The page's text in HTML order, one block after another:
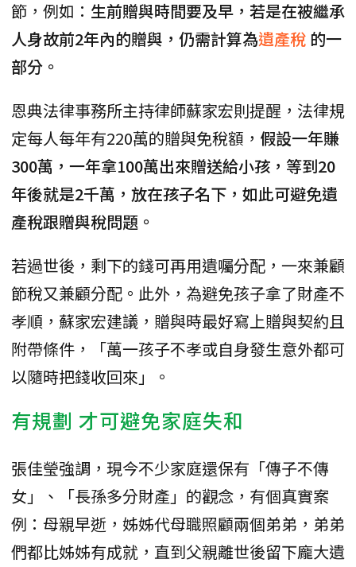
節，例如： 生前贈與時間要及早，若是在被繼承
人身故前2年內的贈與，仍需計算為遺產稅 的一
部分。
恩典法律事務所主持律師蘇家宏則提醒，法律規
定每人每年有220萬的贈與免稅額， 假設一年賺
300萬，一年拿100萬出來贈送給小孩，等到20
年後就是2千萬，放在孩子名下，如此可避免遺
產稅跟贈與稅問題。
若過世後，剩下的錢可再用遺囑分配，一來兼顧
節稅又兼顧分配。此外，為避免孩子拿了財產不
孝順，蘇家宏建議，贈與時最好寫上贈與契約且
附帶條件，「萬一孩子不孝或自身發生意外都可
以隨時把錢收回來」。
有規劃 才可避免家庭失和
張佳瑩強調，現今不少家庭還保有「傳子不傳
女」、「長孫多分財產」的觀念，有個真實案
例：母親早逝，姊姊代母職照顧兩個弟弟，弟弟
們都比姊姊有成就，直到父親離世後留下龐大遺